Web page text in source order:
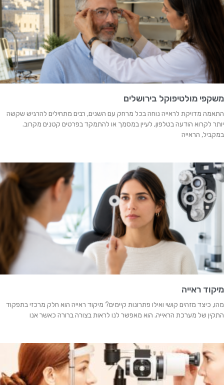
משקפי מולטיפוקל בירושלים
התאמה מדויקת לראייה נוחה בכל מרחק עם השנים, רבים מתחילים להרגיש שקשה
יותר לקרוא הודעה בטלפון, לעיין במסמך או להתמקד בפרטים קטנים מקרוב.
במקביל, הראייה
מיקוד ראייה
מהו, כיצד מזהים קושי ואילו פתרונות קיימים? מיקוד ראייה הוא חלק מרכזי בתפקוד
התקין של מערכת הראייה. הוא מאפשר לנו לראות בצורה ברורה כאשר אנו